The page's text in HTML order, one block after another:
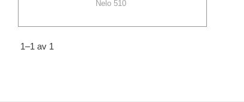
Nelo 510
1–1 av 1